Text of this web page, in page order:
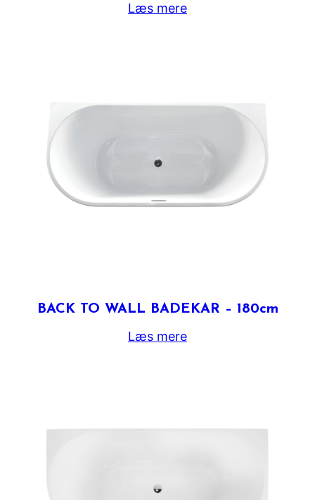
Læs mere
BACK TO WALL BADEKAR – 180cm
Læs mere